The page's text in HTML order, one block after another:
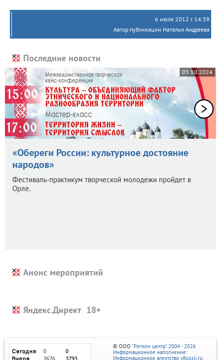
6 июля 2012 г. 14:39
Автор публикации Наталья Андреева
Последние новости
03.10.2024
«Обереги России: культурное достояние
народов»
Фестиваль-практикум творческой молодежи пройдет в
Орле.
Анонс мероприятий
Яндекс.Директ
© ООО "Регион центр" 2004 - 2026
Информационное наполнение:
Информационное агентство vRossii.ru